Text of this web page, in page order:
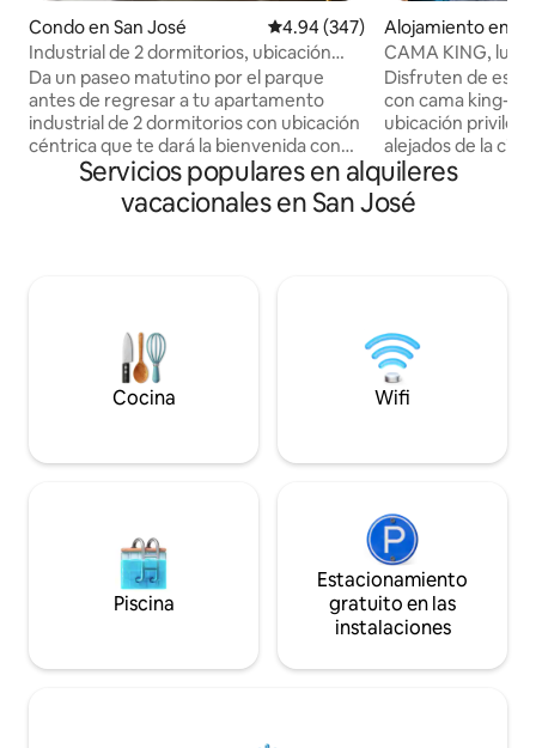
Condo en San José Calificación promedio: 4.94 de
4.94 (347)
Industrial de 2 dormitorios, ubicación
perfecta con aire acondicionado y vistas
al atardecer
Da un paseo matutino por el parque
antes de regresar a tu apartamento
industrial de 2 dormitorios con ubicación
céntrica que te dará la bienvenida con
wifi de alta velocidad, electrodomésticos
de cocina de primera línea, una
decoración increíble, camas cómodas y
de coworking, sino que también estarás
a poca distancia a pie de los mejores
restaurantes, cafeterías y tiendas de
comestibles de la ciudad.
Alojamiento en
CAMA KING,
vista, A/C
Disfruten de este
con cama king-
ubicación
alejados de la
comerciales,
impresionará
elaborado a
entrada de luz
vista
campo.
Servicios populares en alquileres
vacacionales en San José
Cocina Wifi
Piscina
Estacionamiento
gratuito en las
instalaciones